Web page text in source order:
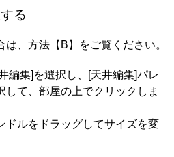
る
、方法【B】をご覧ください。
編集]を選択し、[天井編集]パレ
して、部屋の上でクリックしま
ドルをドラッグしてサイズを変